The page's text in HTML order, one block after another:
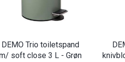
DEMO Trio toiletspand
soft close 3 L - Grøn